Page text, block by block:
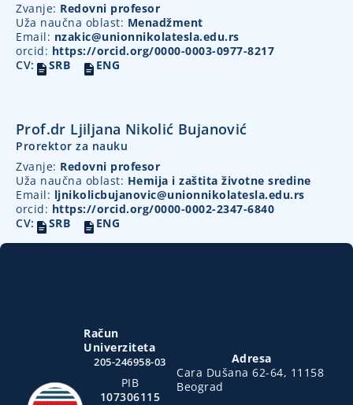
Zvanje: Redovni profesor
Uža naučna oblast: Menadžment
Email: nzakic@unionnikolatesla.edu.rs
orcid: https://orcid.org/0000-0003-0977-8217
CV:
SRB ENG
Prof.dr Ljiljana Nikolić Bujanović
Prorektor za nauku
Zvanje: Redovni profesor
Uža naučna oblast: Hemija i zaštita životne sredine
Email: ljnikolicbujanovic@unionnikolatesla.edu.rs
orcid: https://orcid.org/0000-0002-2347-6840
CV:
SRB ENG
Račun
Univerziteta
205-246958-03
PIB
107306115
Adresa
Cara Dušana 62-64, 11158
Beograd